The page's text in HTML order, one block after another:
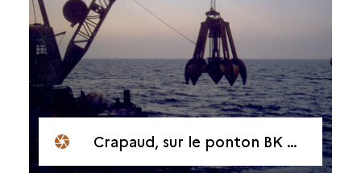
Crapaud, sur le ponton BK de l’entreprise Lemonchois